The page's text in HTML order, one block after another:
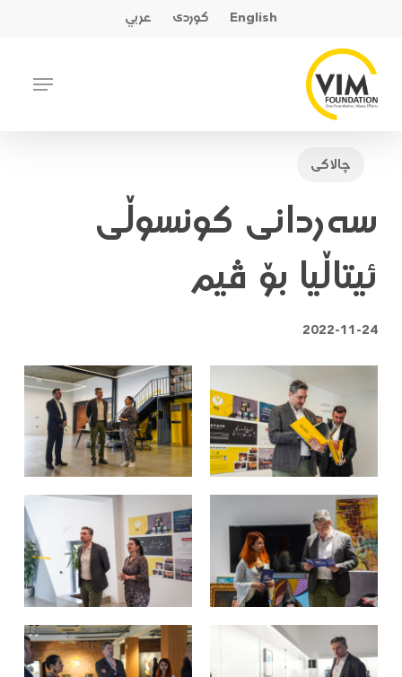
content
English کوردی عربي
Menu
چالاکی
سەردانی کونسوڵی
ئیتاڵیا بۆ ڤیم
2022-11-24
Close
Menu